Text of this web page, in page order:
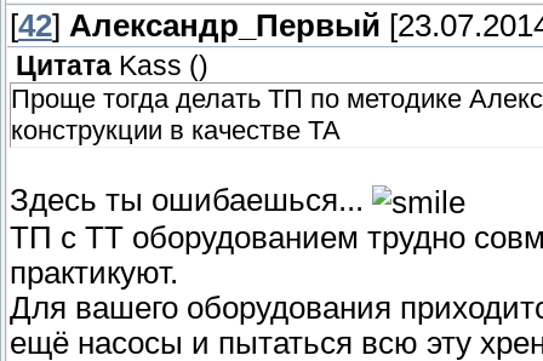
[42] Александр_Первый
Цитата Kass ()
Проще тогда делать ТП по методике
конструкции в качестве ТА
Здесь ты ошибаешься...
ТП с ТТ оборудованием трудно
практикуют.
Для вашего оборудования
ещё насосы и пытаться всю эту